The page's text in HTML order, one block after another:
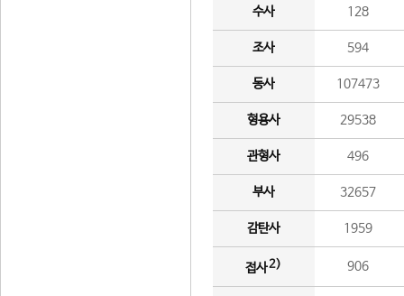
수사 128
조사 594
동사 107473
형용사 29538
관형사 496
부사 32657
감탄사 1959
접사2) 906